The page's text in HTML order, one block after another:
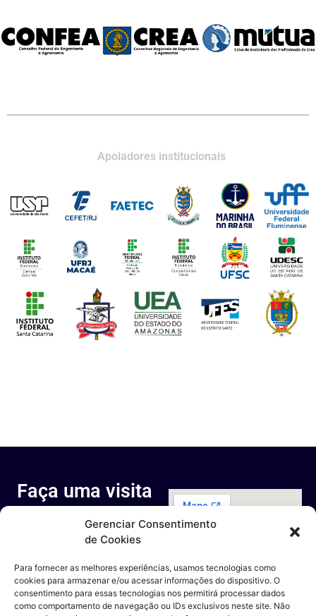
Gerenciar Consentimento
de Cookies
Para fornecer as melhores experiências, usamos tecnologias como
cookies para armazenar e/ou acessar informações do dispositivo. O
consentimento para essas tecnologias nos permitirá processar dados
como comportamento de navegação ou IDs exclusivos neste site. Não
Apoiadores institucionais
Faça uma visita
ao nosso
espaço
Rua Octávio Cantanhede, 817-
Universidade Federal do Rio de
Janeiro, Rio de Janeiro - RJ
Entre em contato